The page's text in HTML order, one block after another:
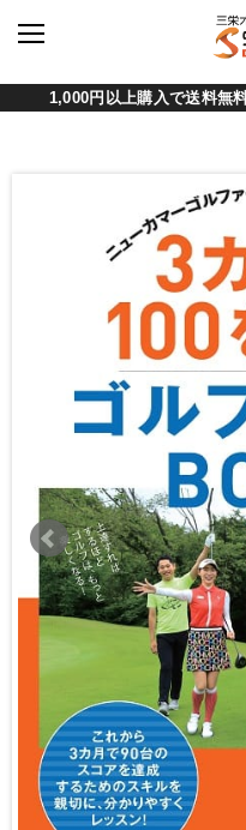
1,000円以上購入で送料無